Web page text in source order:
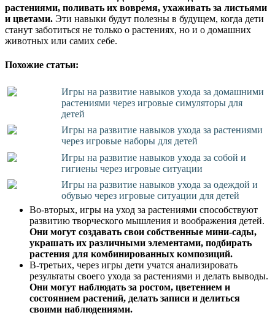
растениями, поливать их вовремя, ухаживать за листьями
и цветами. Эти навыки будут полезны в будущем, когда дети
станут заботиться не только о растениях, но и о домашних
животных или самих себе.
Похожие статьи:
Игры на развитие навыков ухода за домашними
растениями через игровые симуляторы для
детей
Игры на развитие навыков ухода за растениями
через игровые наборы для детей
Игры на развитие навыков ухода за собой и
гигиены через игровые ситуации
Игры на развитие навыков ухода за одеждой и
обувью через игровые ситуации для детей
Во-вторых, игры на уход за растениями способствуют
развитию творческого мышления и воображения детей.
Они могут создавать свои собственные мини-сады,
украшать их различными элементами, подбирать
растения для комбинированных композиций.
В-третьих, через игры дети учатся анализировать
результаты своего ухода за растениями и делать выводы.
Они могут наблюдать за ростом, цветением и
состоянием растений, делать записи и делиться
своими наблюдениями.